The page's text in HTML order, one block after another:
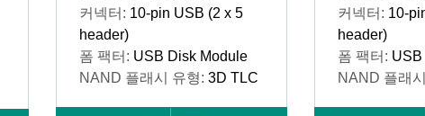
커넥터: 10-pin USB (2 x 5
header)
폼 팩터: USB Disk Module
NAND 플래시 유형: 3D TLC
커넥터: 10-
header)
폼 팩터:
NAND 플래